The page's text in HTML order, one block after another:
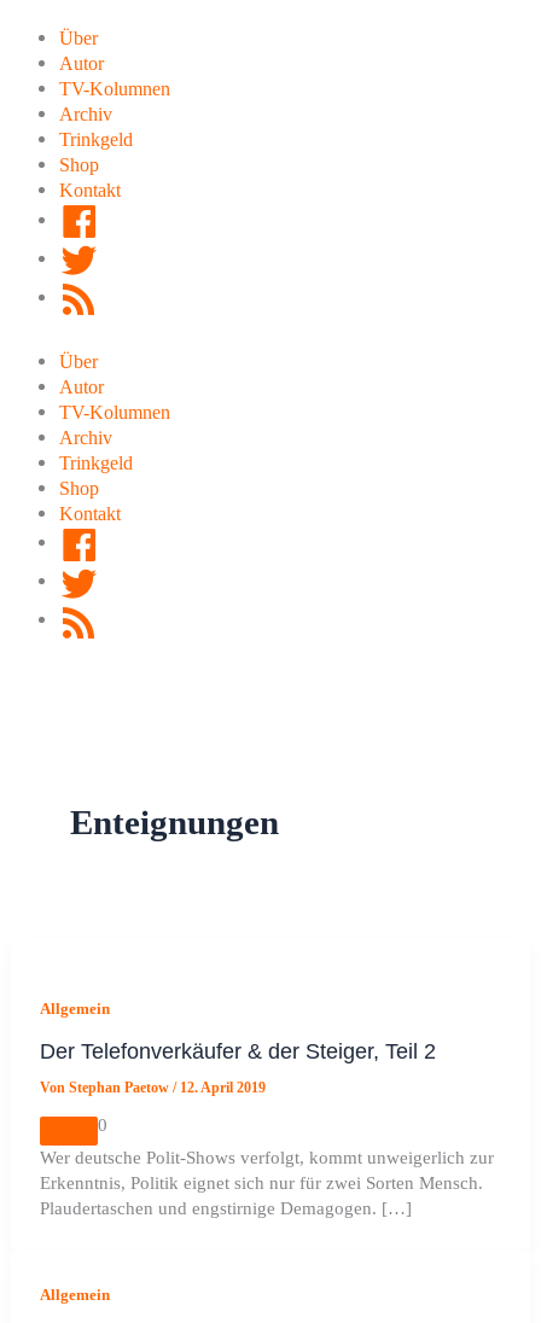
Inhalt
springen
Über
Autor
TV-Kolumnen
Archiv
Trinkgeld
Shop
Kontakt
Über
Autor
TV-Kolumnen
Archiv
Trinkgeld
Shop
Kontakt
Enteignungen
Allgemein
Der Telefonverkäufer & der Steiger, Teil 2
VonStephan Paetow/ 12. April 2019
0
Wer deutsche Polit-Shows verfolgt, kommt unweigerlich zur
Erkenntnis, Politik eignet sich nur für zwei Sorten Mensch.
Plaudertaschen und engstirnige Demagogen. […]
Allgemein